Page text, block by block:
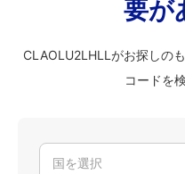
要が
CLAOLU2LHLLがお探しの
コードを
国を選択